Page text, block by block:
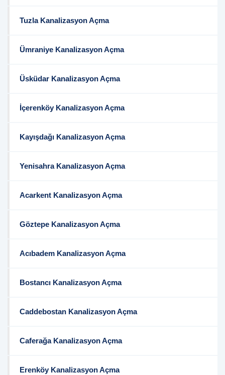
Tuzla Kanalizasyon Açma
Ümraniye Kanalizasyon Açma
Üsküdar Kanalizasyon Açma
İçerenköy Kanalizasyon Açma
Kayışdağı Kanalizasyon Açma
Yenisahra Kanalizasyon Açma
Acarkent Kanalizasyon Açma
Göztepe Kanalizasyon Açma
Acıbadem Kanalizasyon Açma
Bostancı Kanalizasyon Açma
Caddebostan Kanalizasyon Açma
Caferağa Kanalizasyon Açma
Erenköy Kanalizasyon Açma